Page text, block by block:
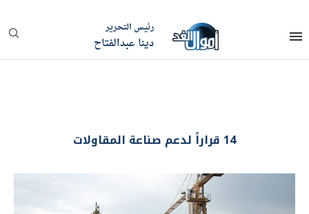
رئيس التحرير
دينا عبدالفتاح
14 قراراً لدعم صناعة المقاولات